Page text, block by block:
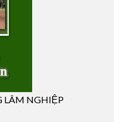
LÂM NGHIỆP